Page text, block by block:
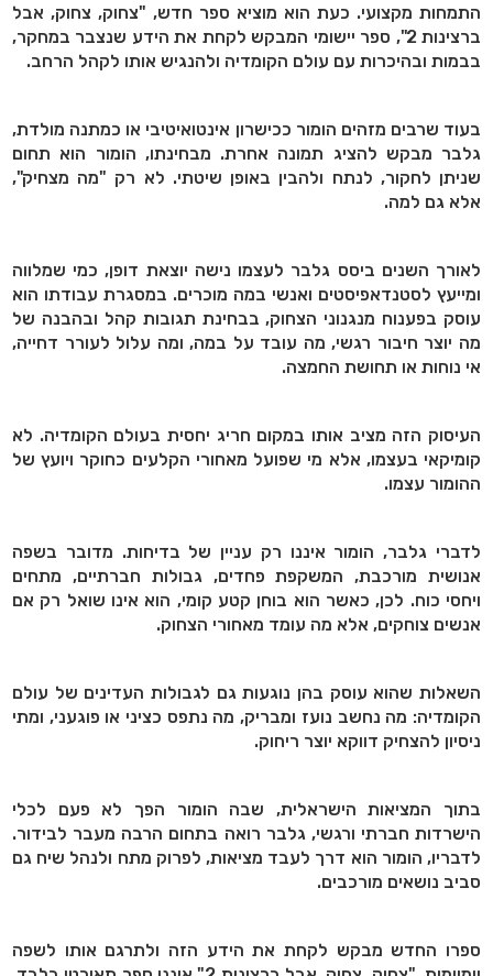
התמחות מקצועי. כעת הוא מוציא ספר חדש, "צחוק, צחוק, אבל
ברצינות 2", ספר יישומי המבקש לקחת את הידע שנצבר במחקר,
בבמות ובהיכרות עם עולם הקומדיה ולהנגיש אותו לקהל הרחב.
בעוד שרבים מזהים הומור ככישרון אינטואיטיבי או כמתנה מולדת,
גלבר מבקש להציג תמונה אחרת. מבחינתו, הומור הוא תחום
שניתן לחקור, לנתח ולהבין באופן שיטתי. לא רק "מה מצחיק",
אלא גם למה.
לאורך השנים ביסס גלבר לעצמו נישה יוצאת דופן, כמי שמלווה
ומייעץ לסטנדאפיסטים ואנשי במה מוכרים. במסגרת עבודתו הוא
עוסק בפענוח מנגנוני הצחוק, בבחינת תגובות קהל ובהבנה של
מה יוצר חיבור רגשי, מה עובד על במה, ומה עלול לעורר דחייה,
אי נוחות או תחושת החמצה.
העיסוק הזה מציב אותו במקום חריג יחסית בעולם הקומדיה. לא
קומיקאי בעצמו, אלא מי שפועל מאחורי הקלעים כחוקר ויועץ של
ההומור עצמו.
לדברי גלבר, הומור איננו רק עניין של בדיחות. מדובר בשפה
אנושית מורכבת, המשקפת פחדים, גבולות חברתיים, מתחים
ויחסי כוח. לכן, כאשר הוא בוחן קטע קומי, הוא אינו שואל רק אם
אנשים צוחקים, אלא מה עומד מאחורי הצחוק.
השאלות שהוא עוסק בהן נוגעות גם לגבולות העדינים של עולם
הקומדיה: מה נחשב נועז ומבריק, מה נתפס כציני או פוגעני, ומתי
ניסיון להצחיק דווקא יוצר ריחוק.
בתוך המציאות הישראלית, שבה הומור הפך לא פעם לכלי
הישרדות חברתי ורגשי, גלבר רואה בתחום הרבה מעבר לבידור.
לדבריו, הומור הוא דרך לעבד מציאות, לפרוק מתח ולנהל שיח גם
סביב נושאים מורכבים.
ספרו החדש מבקש לקחת את הידע הזה ולתרגם אותו לשפה